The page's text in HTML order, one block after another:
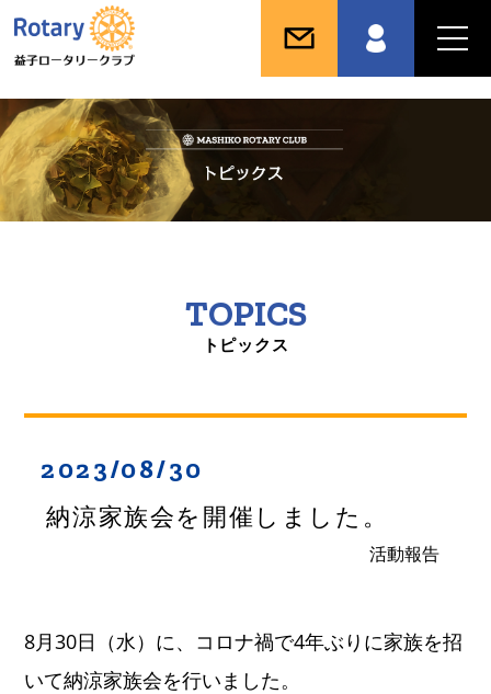
TOPICS
トピックス
2023/08/30
納涼家族会を開催しました。
活動報告
8月30日（水）に、コロナ禍で4年ぶりに家族を招
いて納涼家族会を行いました。